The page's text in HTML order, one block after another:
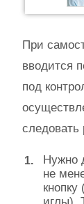
При
вводится
под
следовать
Нужно
не
кнопку
иглы).